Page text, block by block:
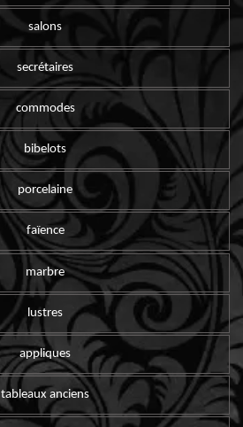
salons
secrétaires
commodes
bibelots
porcelaine
faïence
marbre
lustres
appliques
tableaux anciens